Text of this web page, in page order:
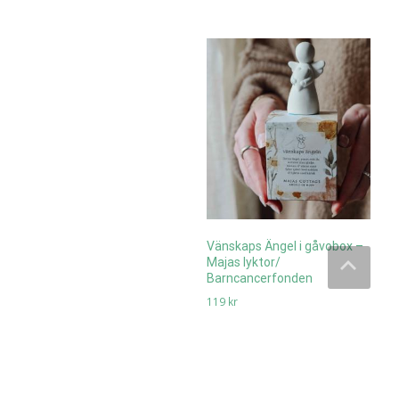
Vänskaps Ängel i gåvobox –
Majas lyktor/
Barncancerfonden
119 kr